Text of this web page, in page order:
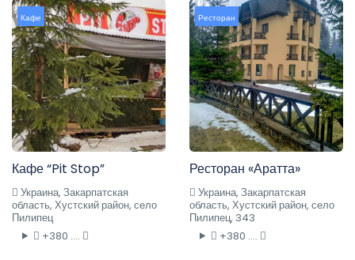
Кафе
Кафе “Pit Stop”
Украина, Закарпатская
область, Хустский район, село
Пилипец
+380 ....
Ресторан
Ресторан «Аратта»
Украина, Закарпатская
область, Хустский район, село
Пилипец, 343
+380 ....